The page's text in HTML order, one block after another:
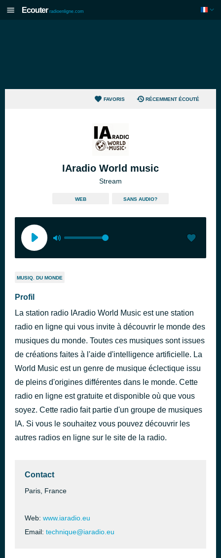
Ecouter radioenligne.com
FAVORIS RÉCEMMENT ÉCOUTÉ
IAradio World music
Stream
WEB SANS AUDIO?
MUSIQ. DU MONDE
Profil
La station radio IAradio World Music est une station
radio en ligne qui vous invite à découvrir le monde des
musiques du monde. Toutes ces musiques sont issues
de créations faites à l'aide d'intelligence artificielle. La
World Music est un genre de musique éclectique issu
de pleins d'origines différentes dans le monde. Cette
radio en ligne est gratuite et disponible où que vous
soyez. Cette radio fait partie d'un groupe de musiques
IA. Si vous le souhaitez vous pouvez découvrir les
autres radios en ligne sur le site de la radio.
Contact
Paris, France
Web: www.iaradio.eu
Email: technique@iaradio.eu